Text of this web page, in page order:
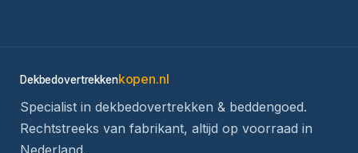
Dekbedovertrekkenkopen.nl
Specialist in dekbedovertrekken & beddengoed.
Rechtstreeks van fabrikant, altijd op voorraad in